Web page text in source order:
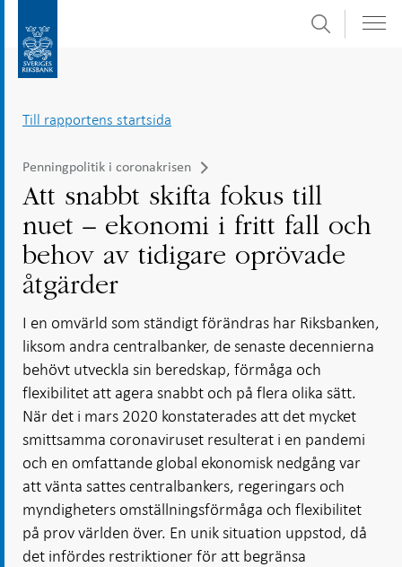
direkt
undersidor
Sök
Till rapportens startsida
Penningpolitik i coronakrisen
Att snabbt skifta fokus till
nuet – ekonomi i fritt fall och
behov av tidigare oprövade
åtgärder
I en omvärld som ständigt förändras har Riksbanken,
liksom andra centralbanker, de senaste decennierna
behövt utveckla sin beredskap, förmåga och
flexibilitet att agera snabbt och på flera olika sätt.
När det i mars 2020 konstaterades att det mycket
smittsamma coronaviruset resulterat i en pandemi
och en omfattande global ekonomisk nedgång var
att vänta sattes centralbankers, regeringars och
myndigheters omställningsförmåga och flexibilitet
på prov världen över. En unik situation uppstod, då
det infördes restriktioner för att begränsa